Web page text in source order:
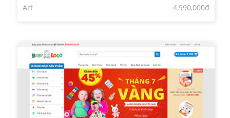
Art 4,990,000đ